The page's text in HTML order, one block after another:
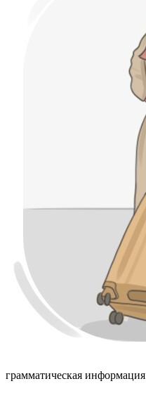
грамматическая информация